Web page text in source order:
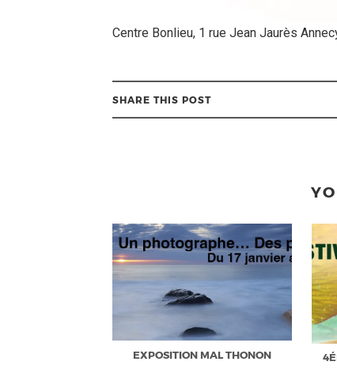
Centre Bonlieu, 1 rue Jean Jaurès
SHARE THIS POST
EXPOSITION MAL THONON